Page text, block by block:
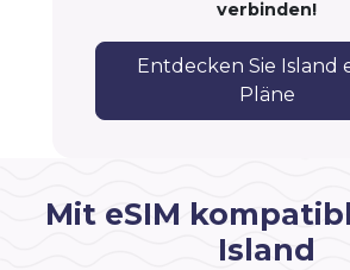
verbinden!
Entdecken Sie Island
Pläne
Mit eSIM
Island